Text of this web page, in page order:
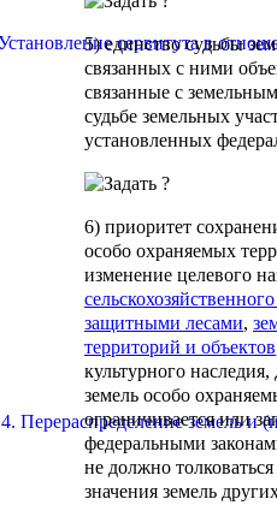
сервитута в
Перераспределение земель и
5) единство судьбы
связанных с ними
связанные с
судьбе земельных
установленных
6) приоритет
особо охраняемых
изменение целевого
защитными лесами,
территорий и объектов
культурного
земель особо
ограничивается или
федеральными
не должно
значения земель